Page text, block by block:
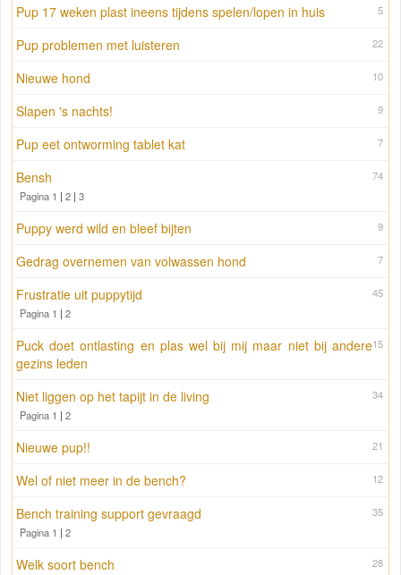
5
Pup 17 weken plast ineens tijdens spelen/lopen in huis
22
Pup problemen met luisteren
10
Nieuwe hond
9
Slapen 's nachts!
7
Pup eet ontworming tablet kat
74
Bensh
Pagina 1 | 2 | 3
9
Puppy werd wild en bleef bijten
7
Gedrag overnemen van volwassen hond
45
Frustratie uit puppytijd
Pagina 1 | 2
15
Puck doet ontlasting en plas wel bij mij maar niet bij andere
gezins leden
34
Niet liggen op het tapijt in de living
Pagina 1 | 2
21
Nieuwe pup!!
12
Wel of niet meer in de bench?
35
Bench training support gevraagd
Pagina 1 | 2
28
Welk soort bench